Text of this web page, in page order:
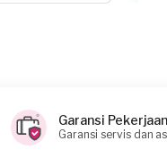
Garansi Pekerjaan
Garansi servis dan